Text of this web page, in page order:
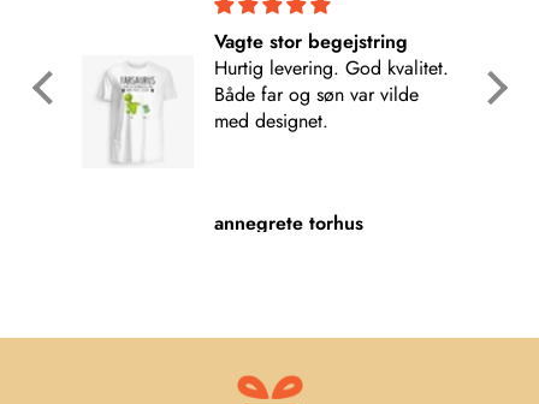
Vagte stor begejstring
Hurtig levering. God kvalitet.
Både far og søn var vilde
med designet.
annegrete torhus